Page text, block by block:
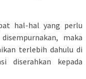
hal-hal yang perlu
maka
terlebih dahulu di
diserahkan kepada